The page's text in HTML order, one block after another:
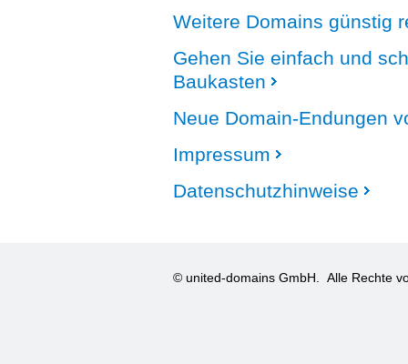
Weitere Domains günstig
Gehen Sie einfach und
Baukasten
Neue Domain-Endungen
Impressum
Datenschutzhinweise
© united-domains GmbH. Alle Rechte